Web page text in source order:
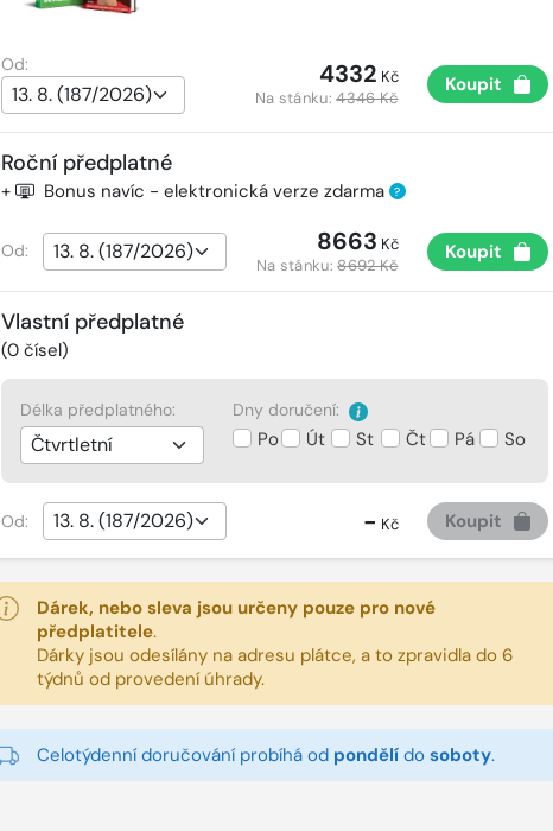
Od: 4332 Kč
Na stánku:4346 Kč
Koupit
Roční předplatné
+ Bonus navíc - elektronická verze zdarma ?
Od: 8663 Kč
Na stánku:8692 Kč
Koupit
Vlastní předplatné
(0čísel)
Délka předplatného: Dny doručení:
Po Út St Čt Pá So
Od: - Kč Koupit
Dárek, nebo sleva jsou určeny pouze pro nové
předplatitele.
Dárky jsou odesílány na adresu plátce, a to zpravidla do 6
týdnů od provedení úhrady.
Celotýdenní doručování probíhá od pondělído soboty.